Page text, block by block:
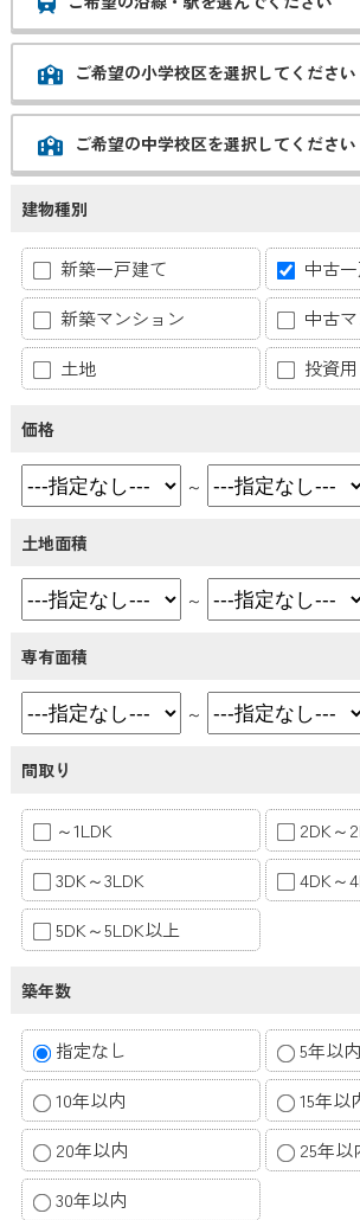
ご希望の小学校区を選択してください
ご希望の中学校区を選択してください
建物種別
新築一戸建て
中古
新築マンション
中古
土地
投資用
価格
～
土地面積
～
専有面積
～
間取り
～1LDK
2DK～
3DK～3LDK
4DK～
5DK～5LDK以上
築年数
指定なし
5年以内
10年以内
15年以
20年以内
25年以
30年以内